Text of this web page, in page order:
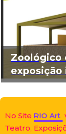
Zoológico
exposição
No Site RIO Art
Teatro,